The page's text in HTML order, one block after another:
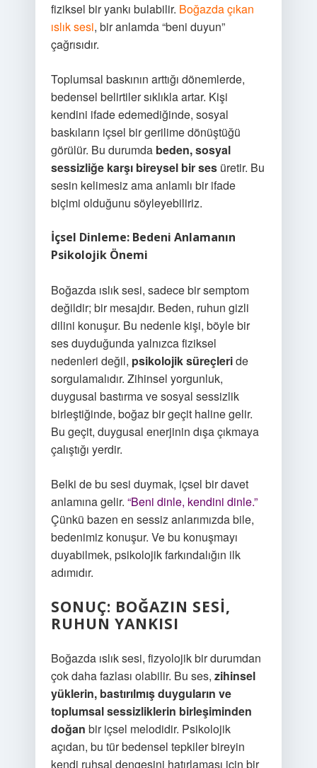
fiziksel bir yankı bulabilir. Boğazda çıkan
ıslık sesi, bir anlamda “beni duyun”
çağrısıdır.
Toplumsal baskının arttığı dönemlerde,
bedensel belirtiler sıklıkla artar. Kişi
kendini ifade edemediğinde, sosyal
baskıların içsel bir gerilime dönüştüğü
görülür. Bu durumda beden, sosyal
sessizliğe karşı bireysel bir sesüretir. Bu
sesin kelimesiz ama anlamlı bir ifade
biçimi olduğunu söyleyebiliriz.
İçsel Dinleme: Bedeni Anlamanın
Psikolojik Önemi
Boğazda ıslık sesi, sadece bir semptom
değildir; bir mesajdır. Beden, ruhun gizli
dilini konuşur. Bu nedenle kişi, böyle bir
ses duyduğunda yalnızca fiziksel
nedenleri değil, psikolojik süreçleride
sorgulamalıdır. Zihinsel yorgunluk,
duygusal bastırma ve sosyal sessizlik
birleştiğinde, boğaz bir geçit haline gelir.
Bu geçit, duygusal enerjinin dışa çıkmaya
çalıştığı yerdir.
Belki de bu sesi duymak, içsel bir davet
anlamına gelir. “Beni dinle, kendini dinle.”
Çünkü bazen en sessiz anlarımızda bile,
bedenimiz konuşur. Ve bu konuşmayı
duyabilmek, psikolojik farkındalığın ilk
adımıdır.
SONUÇ: BOĞAZIN SESI,
RUHUN YANKISI
Boğazda ıslık sesi, fizyolojik bir durumdan
çok daha fazlası olabilir. Bu ses, zihinsel
yüklerin, bastırılmış duyguların ve
toplumsal sessizliklerin birleşiminden
doğan bir içsel melodidir. Psikolojik
açıdan, bu tür bedensel tepkiler bireyin
kendi ruhsal dengesini hatırlaması için bir